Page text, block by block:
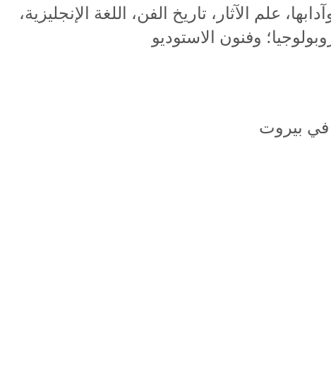
علم الآثار، تاريخ الفن، اللغة الإنجليزية،
وفنون الاستوديو
في بيروت